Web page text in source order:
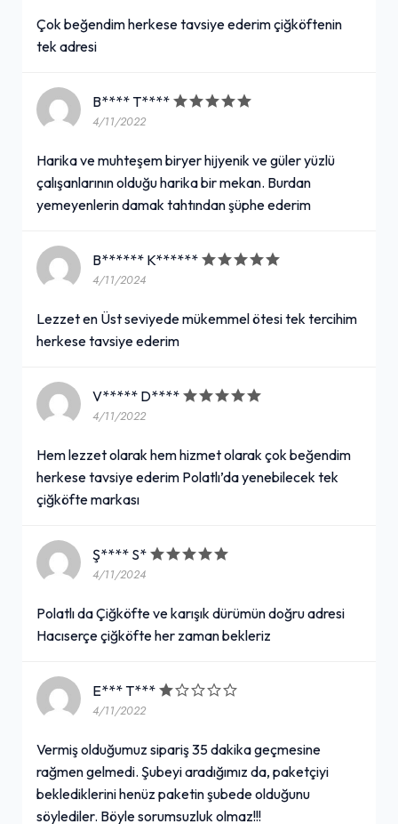
Çok beğendim herkese tavsiye ederim çiğköftenin
tek adresi
B**** T****
4/11/2022
Harika ve muhteşem biryer hijyenik ve güler yüzlü
çalışanlarının olduğu harika bir mekan. Burdan
yemeyenlerin damak tahtından şüphe ederim
B****** K******
4/11/2024
Lezzet en Üst seviyede mükemmel ötesi tek tercihim
herkese tavsiye ederim
V***** D****
4/11/2022
Hem lezzet olarak hem hizmet olarak çok beğendim
herkese tavsiye ederim Polatlı’da yenebilecek tek
çiğköfte markası
Ş**** S*
4/11/2024
Polatlı da Çiğköfte ve karışık dürümün doğru adresi
Hacıserçe çiğköfte her zaman bekleriz
E*** T***
4/11/2022
Vermiş olduğumuz sipariş 35 dakika geçmesine
rağmen gelmedi. Şubeyi aradığımız da, paketçiyi
beklediklerini henüz paketin şubede olduğunu
söylediler. Böyle sorumsuzluk olmaz!!!